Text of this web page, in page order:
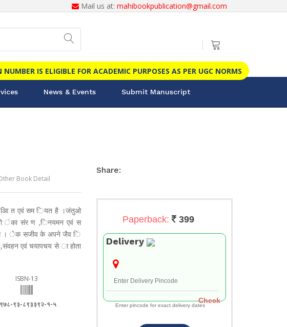
Mail us at: mahibookpublication@gmail.com
IS ELIGIBLE FOR ACADEMIC PURPOSES AS PER UGC NORMS
News & Events Submit Manuscript
Book Detail
आि त एवं सम ियत है ।जंतुओ
ंका संर ण ,िनयमन एवं स
म । ेक सजीव के अपने जैव ि
एवं चयापचय से ा होता
ISBN-13
९७८-९३-८९३३९२-१-५
Share:
Paperback: 399
Delivery
Check
Enter pincode for exact delivery dates